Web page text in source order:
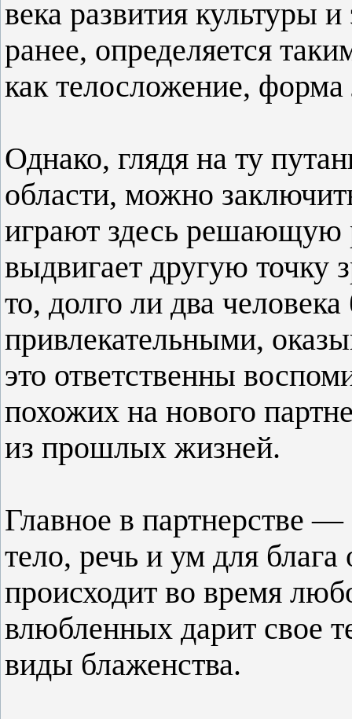
века развития культуры
ранее, определяется
как телосложение, форма
Однако, глядя на ту
области, можно
играют здесь решающую
выдвигает другую точку
то, долго ли два
привлекательными,
это ответственны
похожих на нового
из прошлых жизней.
Главное в партнерстве
тело, речь и ум для
происходит во время
влюбленных дарит свое
виды блаженства.